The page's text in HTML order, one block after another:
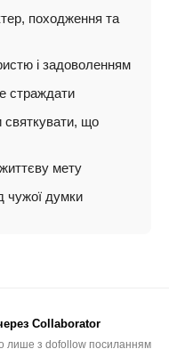
походження та
і задоволенням
страждати
святкувати, що
мету
чужої думки
Collaborator
лише з dofollow посиланням